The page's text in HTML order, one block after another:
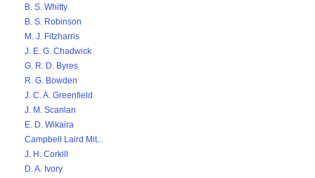
B. S. Whitty
B. S. Robinson
M. J. Fitzharris
J. E. G. Chadwick
G. R. D. Byres
R. G. Bowden
J. C. A. Greenfield
J. M. Scanlan
E. D. Wikaira
Campbell Laird Mit...
J. H. Corkill
D. A. Ivory